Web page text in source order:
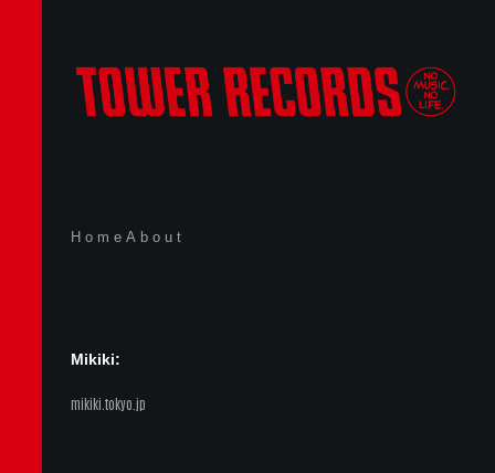
Home About
Mikiki:
mikiki.tokyo.jp